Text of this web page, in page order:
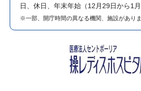
日、休日、年末年始（12月29日から1月
※一部、開庁時間の異なる機関、施設がありま